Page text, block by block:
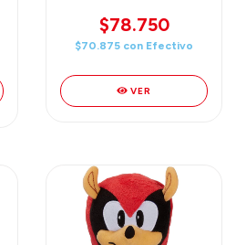
$78.750
$70.875 con Efectivo
VER